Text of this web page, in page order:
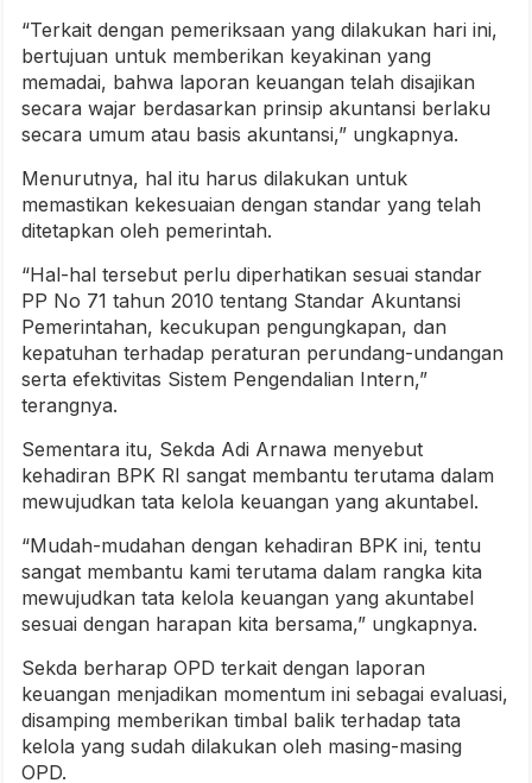
“Terkait dengan pemeriksaan yang dilakukan hari ini,
bertujuan untuk memberikan keyakinan yang
memadai, bahwa laporan keuangan telah disajikan
secara wajar berdasarkan prinsip akuntansi berlaku
secara umum atau basis akuntansi,” ungkapnya.
Menurutnya, hal itu harus dilakukan untuk
memastikan kekesuaian dengan standar yang telah
ditetapkan oleh pemerintah.
“Hal-hal tersebut perlu diperhatikan sesuai standar
PP No 71 tahun 2010 tentang Standar Akuntansi
Pemerintahan, kecukupan pengungkapan, dan
kepatuhan terhadap peraturan perundang-undangan
serta efektivitas Sistem Pengendalian Intern,”
terangnya.
Sementara itu, Sekda Adi Arnawa menyebut
kehadiran BPK RI sangat membantu terutama dalam
mewujudkan tata kelola keuangan yang akuntabel.
“Mudah-mudahan dengan kehadiran BPK ini, tentu
sangat membantu kami terutama dalam rangka kita
mewujudkan tata kelola keuangan yang akuntabel
sesuai dengan harapan kita bersama,” ungkapnya.
Sekda berharap OPD terkait dengan laporan
keuangan menjadikan momentum ini sebagai evaluasi,
disamping memberikan timbal balik terhadap tata
kelola yang sudah dilakukan oleh masing-masing
OPD.